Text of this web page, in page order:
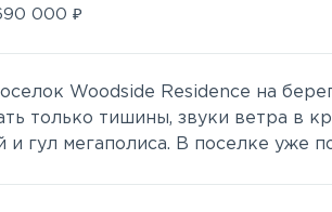
000 ₽
Woodside Residence на
только тишины, звуки ветра в
и гул мегаполиса. В поселке уже